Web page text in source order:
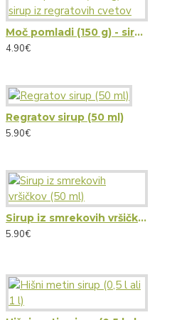
Moč pomladi (150 g) - sirup iz regratovih cvetov
4.90€
Regratov sirup (50 ml)
5.90€
Sirup iz smrekovih vršičkov (50 ml)
5.90€